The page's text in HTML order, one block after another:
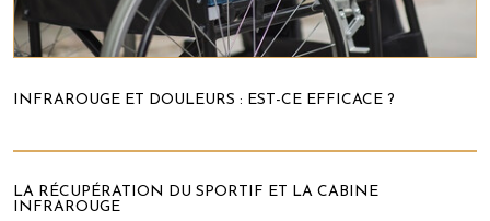
INFRAROUGE ET DOULEURS : EST-CE EFFICACE ?
LA RÉCUPÉRATION DU SPORTIF ET LA CABINE
INFRAROUGE